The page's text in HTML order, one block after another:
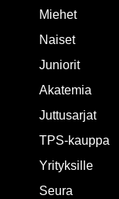
Miehet
Naiset
Juniorit
Akatemia
Juttusarjat
TPS-kauppa
Yrityksille
Seura